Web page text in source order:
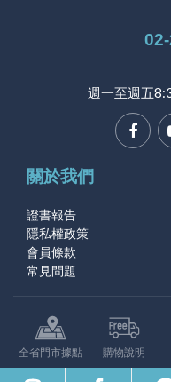
週一至週五
關於我們
證書報告
隱私權政策
會員條款
常見問題
全省門市據點 購物說明